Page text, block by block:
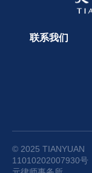
联系我们
© 2025 TIANYUAN
11010202007930号